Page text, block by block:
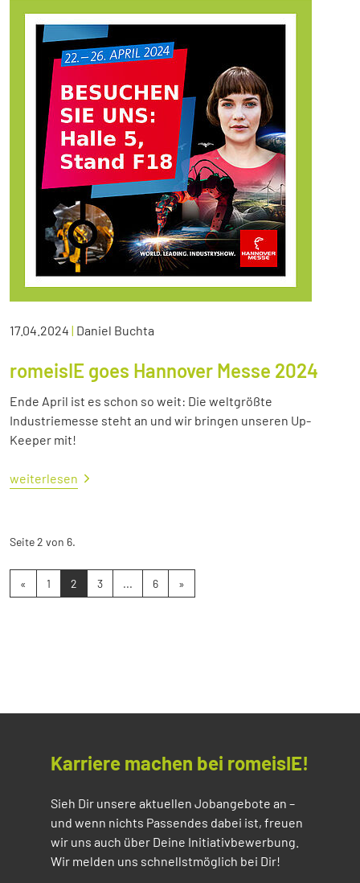
17.04.2024 | Daniel Buchta
romeisIE goes Hannover Messe 2024
Ende April ist es schon so weit: Die weltgrößte
Industriemesse steht an und wir bringen unseren Up-
Keeper mit!
weiterlesen
Seite 2 von 6.
« 1 2 3 ... 6 »
Karriere machen bei romeisIE!
Sieh Dir unsere aktuellen Jobangebote an –
und wenn nichts Passendes dabei ist, freuen
wir uns auch über Deine Initiativbewerbung.
Wir melden uns schnellstmöglich bei Dir!